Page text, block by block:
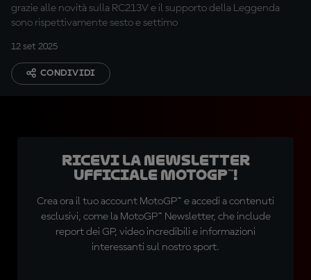
grazie alle novità sulla RC213V e il supporto della Leggenda
sono rispettivamente sesto e settimo
12 set 2025
CONDIVIDI
Ricevi la newsletter
ufficiale MotoGP™!
Crea ora il tuo account MotoGP™ e accedi a contenuti
esclusivi, come la MotoGP™ Newsletter, che include
report dei GP, video incredibili e informazioni
interessanti sul nostro sport.